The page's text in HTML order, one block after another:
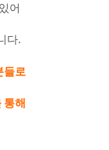
어
다.
들로
해